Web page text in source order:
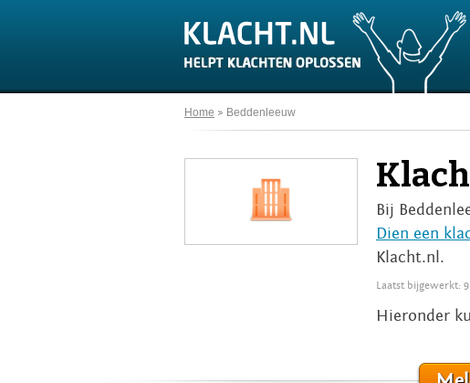
Home Beddenleeuw
Bij
Dien een
Klacht.nl.
Laatst bijgewerkt:
Hieronder